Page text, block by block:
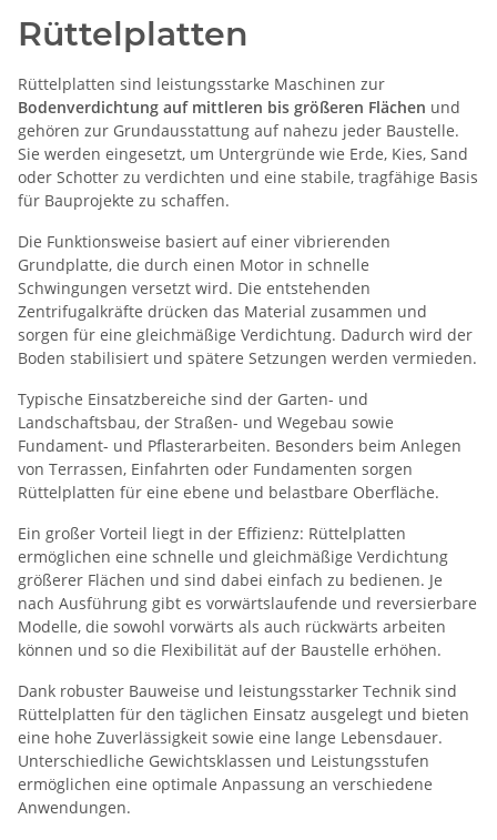
Rüttelplatten
Rüttelplatten sind leistungsstarke Maschinen zur
Bodenverdichtung auf mittleren bis größeren Flächen und
gehören zur Grundausstattung auf nahezu jeder Baustelle.
Sie werden eingesetzt, um Untergründe wie Erde, Kies, Sand
oder Schotter zu verdichten und eine stabile, tragfähige Basis
für Bauprojekte zu schaffen.
Die Funktionsweise basiert auf einer vibrierenden
Grundplatte, die durch einen Motor in schnelle
Schwingungen versetzt wird. Die entstehenden
Zentrifugalkräfte drücken das Material zusammen und
sorgen für eine gleichmäßige Verdichtung. Dadurch wird der
Boden stabilisiert und spätere Setzungen werden vermieden.
Typische Einsatzbereiche sind der Garten- und
Landschaftsbau, der Straßen- und Wegebau sowie
Fundament- und Pflasterarbeiten. Besonders beim Anlegen
von Terrassen, Einfahrten oder Fundamenten sorgen
Rüttelplatten für eine ebene und belastbare Oberfläche.
Ein großer Vorteil liegt in der Effizienz: Rüttelplatten
ermöglichen eine schnelle und gleichmäßige Verdichtung
größerer Flächen und sind dabei einfach zu bedienen. Je
nach Ausführung gibt es vorwärtslaufende und reversierbare
Modelle, die sowohl vorwärts als auch rückwärts arbeiten
können und so die Flexibilität auf der Baustelle erhöhen.
Dank robuster Bauweise und leistungsstarker Technik sind
Rüttelplatten für den täglichen Einsatz ausgelegt und bieten
eine hohe Zuverlässigkeit sowie eine lange Lebensdauer.
Unterschiedliche Gewichtsklassen und Leistungsstufen
ermöglichen eine optimale Anpassung an verschiedene
Anwendungen.